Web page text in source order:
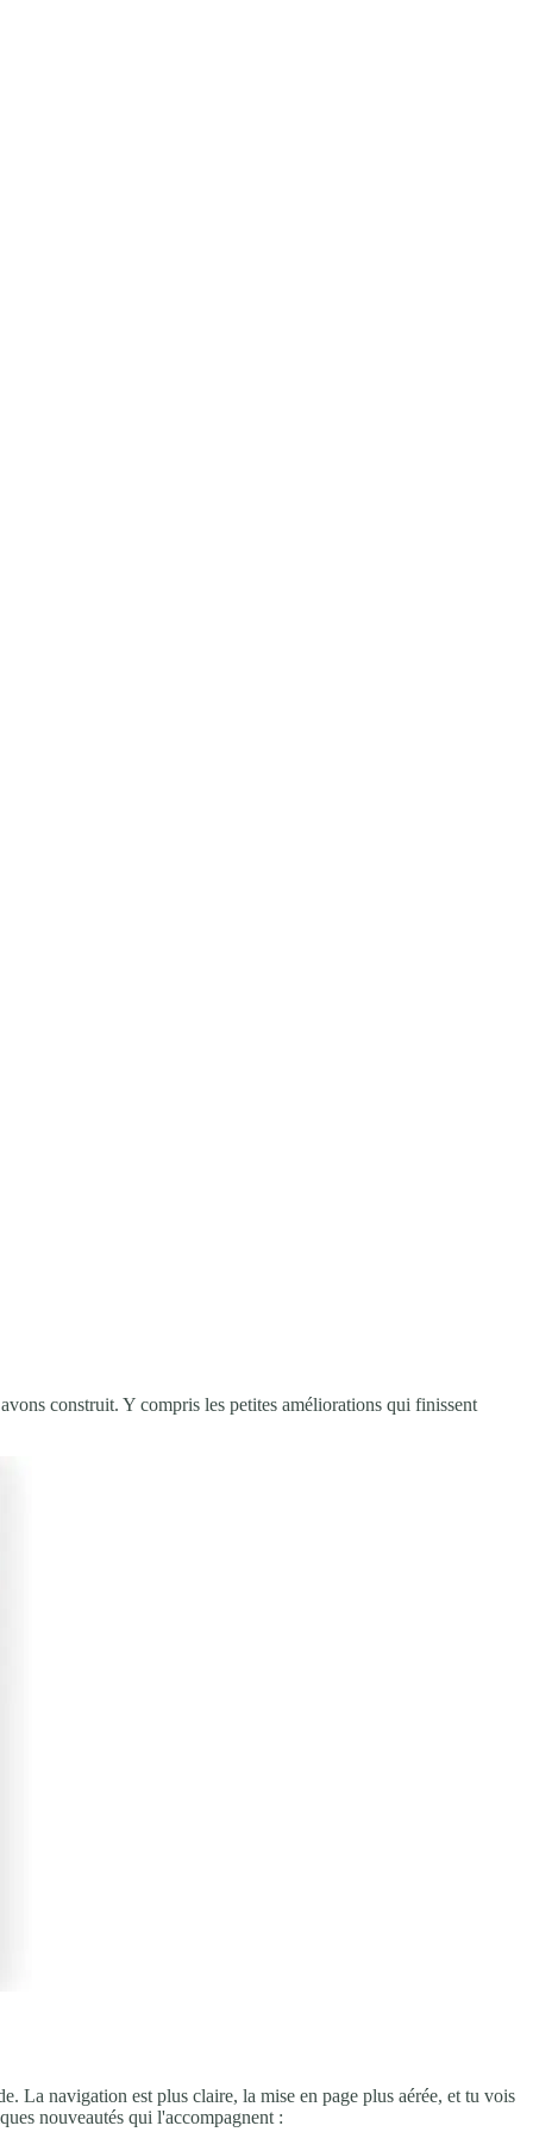
construit. Y compris les petites améliorations qui finissent
La navigation est plus claire, la mise en page plus aérée, et tu vois
nouveautés qui l'accompagnent :